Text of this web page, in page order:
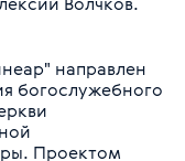
направлен
богослужебного
Проектом